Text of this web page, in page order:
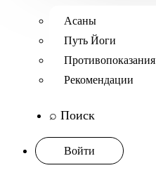
Асаны
Путь Йоги
Противопоказания
Рекомендации
⌕ Поиск
Войти